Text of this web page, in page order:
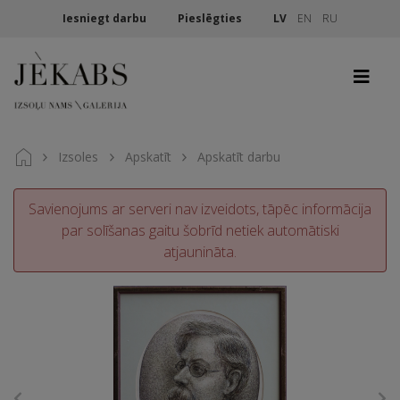
Iesniegt darbu Pieslēgties LV EN RU
Izsoles Apskatīt Apskatīt darbu
Savienojums ar serveri nav izveidots, tāpēc informācija
par solīšanas gaitu šobrīd netiek automātiski
atjaunināta.